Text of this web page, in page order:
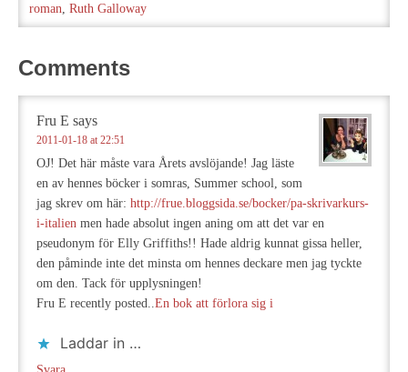
roman, Ruth Galloway
Comments
Fru E says
2011-01-18 at 22:51
OJ! Det här måste vara Årets avslöjande! Jag läste
en av hennes böcker i somras, Summer school, som
jag skrev om här: http://frue.bloggsida.se/bocker/pa-skrivarkurs-
i-italien men hade absolut ingen aning om att det var en
pseudonym för Elly Griffiths!! Hade aldrig kunnat gissa heller,
den påminde inte det minsta om hennes deckare men jag tyckte
om den. Tack för upplysningen!
Fru E recently posted..En bok att förlora sig i
Laddar in …